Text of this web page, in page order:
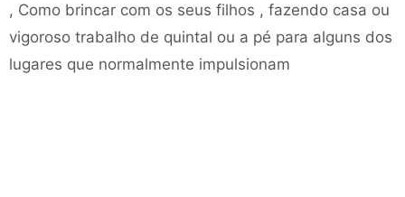
, Como brincar com os seus filhos , fazendo casa ou
vigoroso trabalho de quintal ou a pé para alguns dos
lugares que normalmente impulsionam